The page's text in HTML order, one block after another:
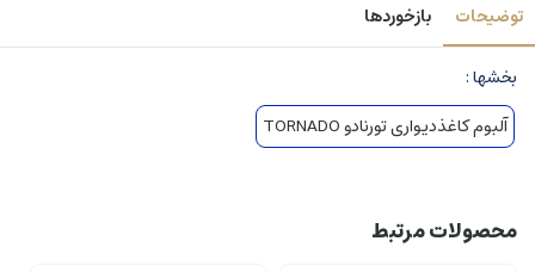
توضیحات بازخوردها
بخشها :
آلبوم کاغذدیواری تورنادو TORNADO
محصولات مرتبط